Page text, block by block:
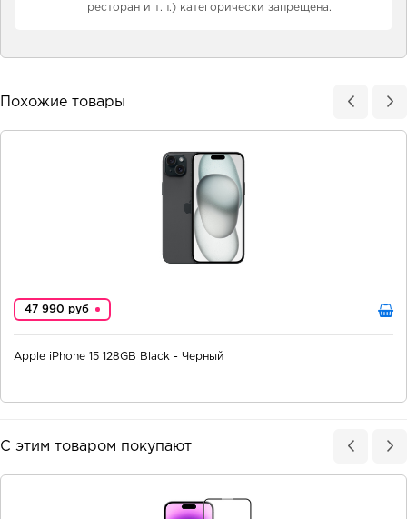
ресторан и т.п.) категорически запрещена.
Похожие товары
47 990 руб
Apple iPhone 15 128GB Black - Черный
С этим товаром покупают